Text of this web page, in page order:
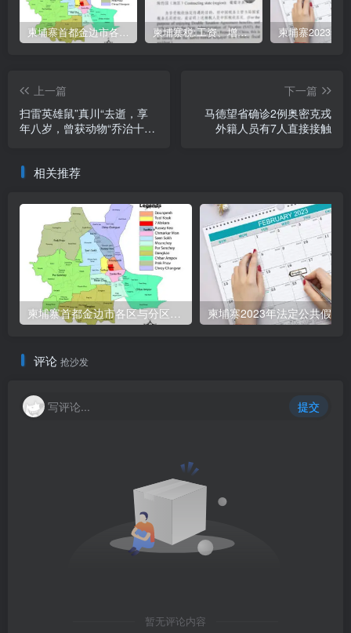
柬埔寨首都金边市各区与分区名称分布 柬埔寨税:工资、增值、预扣、利润、专利、产业、注册税
上一篇
扫雷英雄鼠”真川“去逝，享
年八岁，曾获动物“乔治十字
下一篇
马德望省确诊2例奥密克戎
外籍人员有7人直接接触
相关推荐
柬埔寨2023年法定公共假期
评论 抢沙发
写评论... 提交
暂无评论内容